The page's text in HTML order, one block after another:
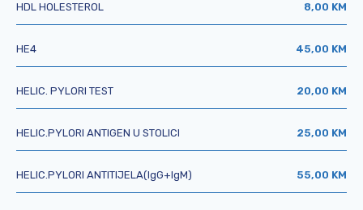
HDL HOLESTEROL 8,00 KM
HE4 45,00 KM
HELIC. PYLORI TEST 20,00 KM
HELIC.PYLORI ANTIGEN U STOLICI 25,00 KM
HELIC.PYLORI ANTITIJELA(IgG+IgM) 55,00 KM